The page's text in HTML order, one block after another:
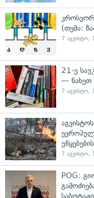
(თემა:
7 აგვისტო,
21-ე
— ნახეთ
7 აგვისტო,
7 აგვისტო,
POG: